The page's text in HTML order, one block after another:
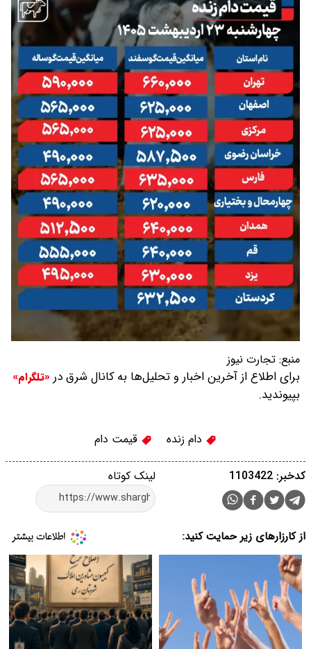
منبع: تجارت نیوز
برای اطلاع از آخرین اخبار و تحلیل‌ها به کانال شرق در «تلگرام»
بپیوندید.
دام زنده قیمت دام
لینک کوتاه کدخبر: 1103422
از کارزارهای زیر حمایت کنید: